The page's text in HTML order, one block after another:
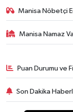
Manisa Nöbetçi
Manisa Namaz
Puan Durumu ve
Son Dakika